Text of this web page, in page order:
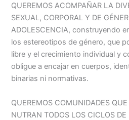
QUEREMOS ACOMPAÑAR LA
SEXUAL, CORPORAL Y DE
ADOLESCENCIA, construyendo
los estereotipos de género, que
libre y el crecimiento individual y
obligue a encajar en cuerpos,
binarias ni normativas.
QUEREMOS COMUNIDADES
NUTRAN TODOS LOS CICLOS